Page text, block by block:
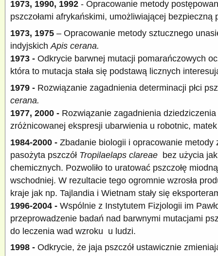
1973, 1990, 1992 - Opracowanie metody
pszczołami afrykańskimi, umożliwiającej bezpieczną
1973, 1975 – Opracowanie metody sztucznego
indyjskichApis cerana.
1973 - Odkrycie barwnej mutacji pomarańczowych
która to mutacja stała się podstawą licznych
1979 - Rozwiązanie zagadnienia determinacji płci
cerana.
1977, 2000 - Rozwiązanie zagadnienia dziedziczenia
zróżnicowanej ekspresji ubarwienia u robotnic,
1984-2000 - Zbadanie biologii i opracowanie metody
pasożyta pszczół Tropilaelaps clareae bez użycia
chemicznych. Pozwoliło to uratować pszczołę
wschodniej. W rezultacie tego ogromnie wzrosła
kraje jak np. Tajlandia i Wietnam stały się
1996-2004 - Wspólnie z Instytutem Fizjologii im
przeprowadzenie badań nad barwnymi mutacjami
do leczenia wad wzroku u ludzi.
1998 - Odkrycie, że jaja pszczół ustawicznie